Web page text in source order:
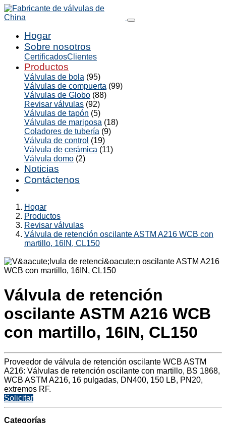
Hogar
Sobre nosotros
CertificadosClientes
Productos
Válvulas de bola (95)
Válvulas de compuerta (99)
Válvulas de Globo (88)
Revisar válvulas (92)
Válvulas de tapón (5)
Válvulas de mariposa (18)
Coladores de tubería (9)
Válvula de control (19)
Válvula de cerámica (11)
Válvula domo (2)
Noticias
Contáctenos
Hogar
Productos
Revisar válvulas
Válvula de retención oscilante ASTM A216 WCB con
martillo, 16IN, CL150
Válvula de retención
oscilante ASTM A216 WCB
con martillo, 16IN, CL150
Proveedor de válvula de retención oscilante WCB ASTM
A216: Válvulas de retención oscilante con martillo, BS 1868,
WCB ASTM A216, 16 pulgadas, DN400, 150 LB, PN20,
extremos RF.
Solicitar
Categorías